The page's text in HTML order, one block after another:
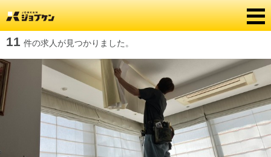
11 件の求人が見つかりました。